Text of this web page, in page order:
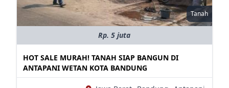
Tanah
Rp. 5 juta
HOT SALE MURAH! TANAH SIAP BANGUN DI
ANTAPANI WETAN KOTA BANDUNG